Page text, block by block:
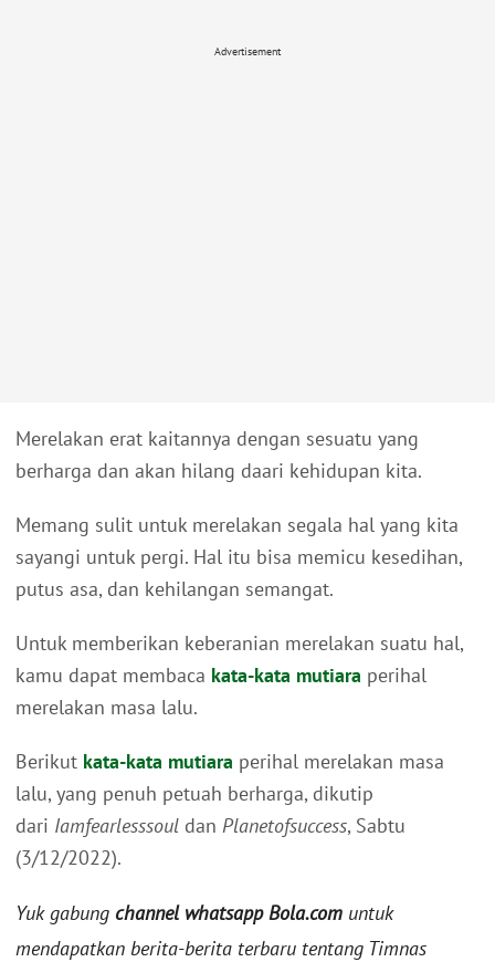
Advertisement
Merelakan erat kaitannya dengan sesuatu yang
berharga dan akan hilang daari kehidupan kita.
Memang sulit untuk merelakan segala hal yang kita
sayangi untuk pergi. Hal itu bisa memicu kesedihan,
putus asa, dan kehilangan semangat.
Untuk memberikan keberanian merelakan suatu hal,
kamu dapat membaca kata-kata mutiara perihal
merelakan masa lalu.
Berikut kata-kata mutiara perihal merelakan masa
lalu, yang penuh petuah berharga, dikutip
dari Iamfearlesssoul dan Planetofsuccess, Sabtu
(3/12/2022).
Yuk gabung channel whatsapp Bola.com untuk
mendapatkan berita-berita terbaru tentang Timnas